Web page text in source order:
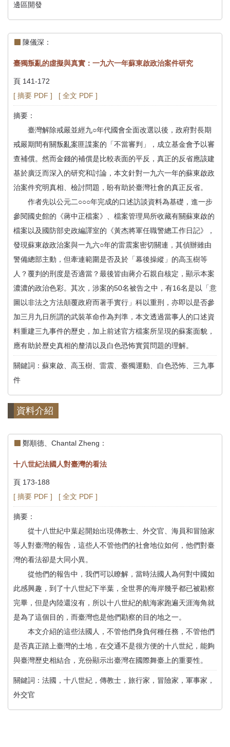
邊區開發
陳儀深：
臺獨叛亂的虛擬與真實：一九六一年蘇東啟政治案件研究
頁 141-172
[ 摘要 PDF ]
[ 全文 PDF ]
摘要：
臺灣解除戒嚴並經九○年代國會全面改選以後，政府對長期
戒嚴期間有關叛亂案匪諜案的「不當審判」，成立基金會予以審
查補償。然而金錢的補償是比較表面的平反，真正的反省應該建
基於廣泛而深入的研究和討論，本文針對一九六一年的蘇東啟政
治案件究明真相、檢討問題，盼有助於臺灣社會的真正反省。
作者先以公元二○○○年完成的口述訪談資料為基礎，進一步
參閱國史館的《蔣中正檔案》、檔案管理局所收藏有關蘇東啟的
檔案以及國防部史政編譯室的《黃杰將軍任職警總工作日記》，
發現蘇東啟政治案與一九六○年的雷震案密切關連，其偵辦雖由
警備總部主動，但牽連範圍是否及於「幕後操縱」的高玉樹等
人？覆判的刑度是否適當？最後皆由蔣介石親自核定，顯示本案
濃濃的政治色彩。其次，涉案的50名被告之中，有16名是以「意
圖以非法之方法顛覆政府而著手實行」科以重刑，亦即以是否參
加三月九日所謂的武裝革命作為判準，本文透過當事人的口述資
料重建三九事件的歷史，加上前述官方檔案所呈現的蘇案面貌，
應有助於歷史真相的釐清以及白色恐怖實質問題的理解。
關鍵詞：蘇東啟、高玉樹、雷震、臺獨運動、白色恐怖、三九事
件
資料介紹
鄭順德、Chantal Zheng：
十八世紀法國人對臺灣的看法
頁 173-188
[ 摘要 PDF ]
[ 全文 PDF ]
摘要：
從十八世紀中葉起開始出現傳教士、外交官、海員和冒險家
等人對臺灣的報告，這些人不管他們的社會地位如何，他們對臺
灣的看法卻是大同小異。
從他們的報告中，我們可以瞭解，當時法國人為何對中國如
此感興趣，到了十八世紀下半葉，全世界的海岸幾乎都已被勘察
完畢，但是內陸還沒有，所以十八世紀的航海家跑遍天涯海角就
是為了這個目的，而臺灣也是他們勘察的目的地之一。
本文介紹的這些法國人，不管他們身負何種任務，不管他們
是否真正踏上臺灣的土地，在交通不是很方便的十八世紀，能夠
與臺灣歷史相結合，充份顯示出臺灣在國際舞臺上的重要性。
關鍵詞：法國，十八世紀，傳教士，旅行家，冒險家，軍事家，
外交官